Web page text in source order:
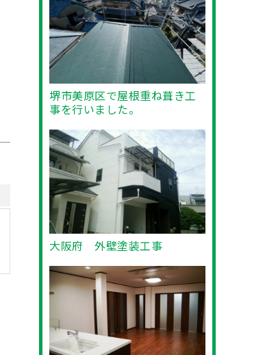
堺市美原区で屋根重ね葺き工
事を行いました。
大阪府 外壁塗装工事